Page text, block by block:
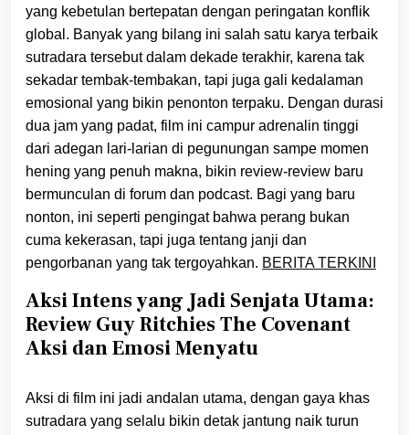
yang kebetulan bertepatan dengan peringatan konflik
global. Banyak yang bilang ini salah satu karya terbaik
sutradara tersebut dalam dekade terakhir, karena tak
sekadar tembak-tembakan, tapi juga gali kedalaman
emosional yang bikin penonton terpaku. Dengan durasi
dua jam yang padat, film ini campur adrenalin tinggi
dari adegan lari-larian di pegunungan sampe momen
hening yang penuh makna, bikin review-review baru
bermunculan di forum dan podcast. Bagi yang baru
nonton, ini seperti pengingat bahwa perang bukan
cuma kekerasan, tapi juga tentang janji dan
pengorbanan yang tak tergoyahkan. BERITA TERKINI
Aksi Intens yang Jadi Senjata Utama:
Review Guy Ritchies The Covenant
Aksi dan Emosi Menyatu
Aksi di film ini jadi andalan utama, dengan gaya khas
sutradara yang selalu bikin detak jantung naik turun